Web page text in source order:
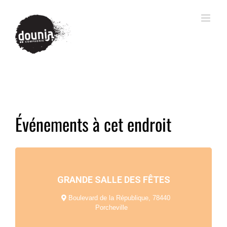
Événements à cet endroit
GRANDE SALLE DES FÊTES
Boulevard de la République, 78440
Porcheville